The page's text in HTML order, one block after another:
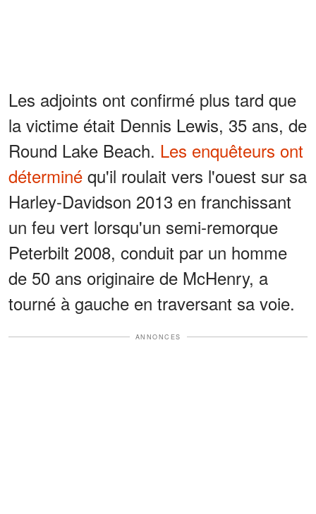
Les adjoints ont confirmé plus tard que
la victime était Dennis Lewis, 35 ans, de
Round Lake Beach. Les enquêteurs ont
déterminé qu'il roulait vers l'ouest sur sa
Harley-Davidson 2013 en franchissant
un feu vert lorsqu'un semi-remorque
Peterbilt 2008, conduit par un homme
de 50 ans originaire de McHenry, a
tourné à gauche en traversant sa voie.
ANNONCES